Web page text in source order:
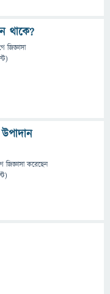
থাকে?
জিজ্ঞাসা
জিজ্ঞাসাকরেছেন